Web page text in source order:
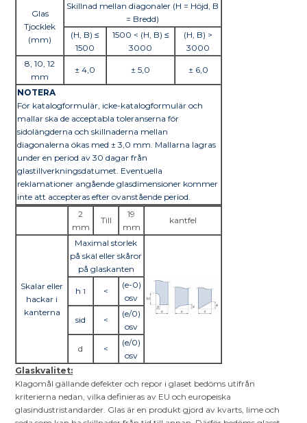
Glas
Tjocklek
(mm)
Skillnad mellan diagonaler (H = Höjd, B
= Bredd)
(H, B) ≤
1500
1500 < (H, B) ≤
3000
(H, B) >
3000
8, 10, 12
mm
± 4,0 ± 5,0 ± 6,0
NOTERA
För katalogformulär, icke-katalogformulär och
mallar ska de acceptabla toleranserna för
sidolängderna och skillnaderna mellan
diagonalerna ökas med ± 3,0 mm. Mallarna lagras
under en period av 30 dagar från
glastillverkningsdatumet. Eventuella
reklamationer angående glasdimensioner kommer
inte att accepteras efter ovanstående period.
2
mm
Till
19
mm
kantfel
Skalar eller
hackar i
kanterna
Maximal storlek
på skal eller skåror
på glaskanten
h1 <
(e-0)
osv
sid <
(e/0)
osv
d <
(e/0)
osv
Glaskvalitet:
Klagomål gällande defekter och repor i glaset bedöms utifrån
kriterierna nedan, vilka definieras av EU och europeiska
glasindustristandarder. Glas är en produkt gjord av kvarts, lime och